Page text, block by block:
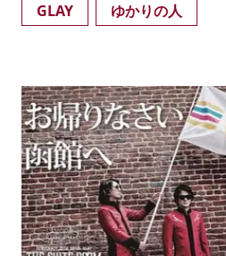
GLAY ゆかりの人